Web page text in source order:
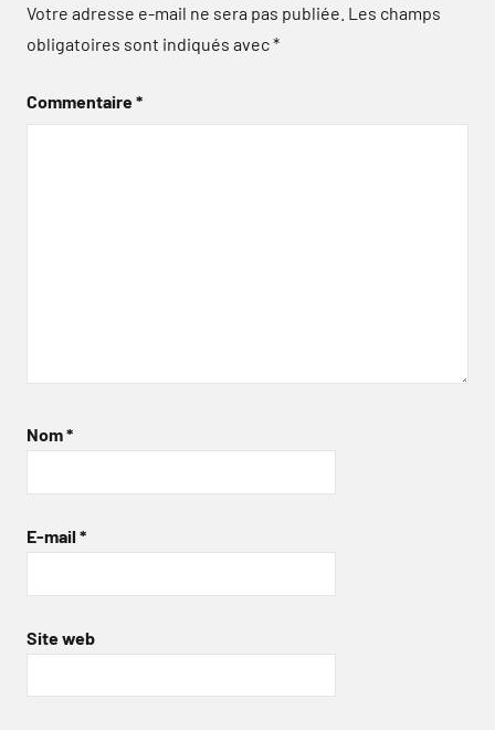
Votre adresse e-mail ne sera pas publiée. Les champs
obligatoires sont indiqués avec*
Commentaire*
Nom*
E-mail *
Site web